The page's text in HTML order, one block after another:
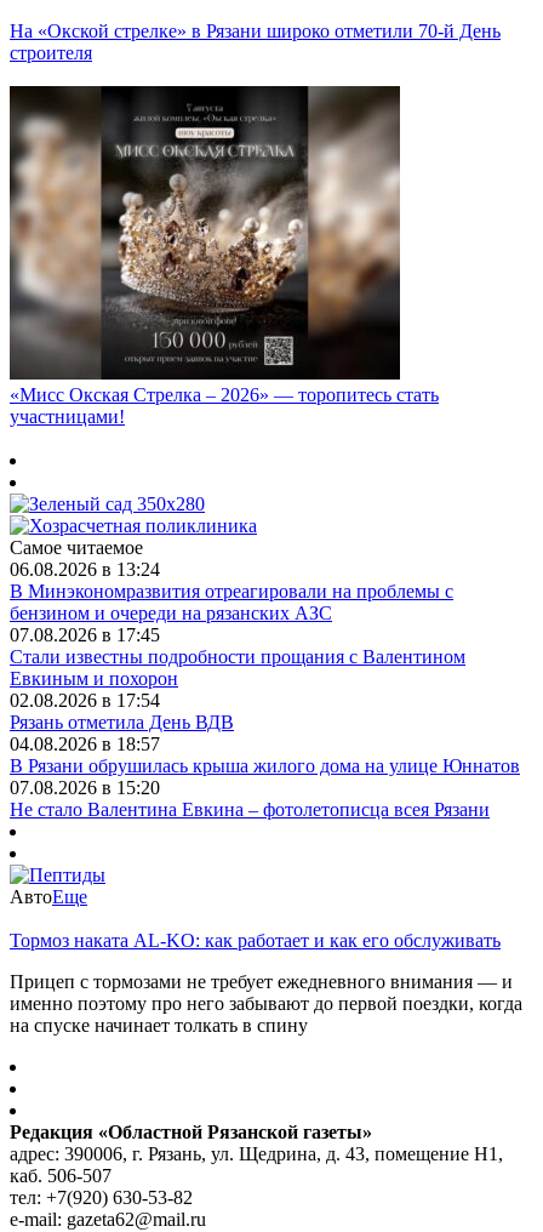
На «Окской стрелке» в Рязани широко отметили 70-й День
строителя
«Мисс Окская Стрелка – 2026» — торопитесь стать
участницами!
Самое читаемое
06.08.2026 в 13:24
В Минэкономразвития отреагировали на проблемы с
бензином и очереди на рязанских АЗС
07.08.2026 в 17:45
Стали известны подробности прощания с Валентином
Евкиным и похорон
02.08.2026 в 17:54
Рязань отметила День ВДВ
04.08.2026 в 18:57
В Рязани обрушилась крыша жилого дома на улице Юннатов
07.08.2026 в 15:20
Не стало Валентина Евкина – фотолетописца всея Рязани
АвтоЕще
Тормоз наката AL-KO: как работает и как его обслуживать
Прицеп с тормозами не требует ежедневного внимания — и
именно поэтому про него забывают до первой поездки, когда
на спуске начинает толкать в спину
Редакция «Областной Рязанской газеты»
адрес: 390006, г. Рязань, ул. Щедрина, д. 43, помещение Н1,
каб. 506-507
тел: +7(920) 630-53-82
e-mail: gazeta62@mail.ru